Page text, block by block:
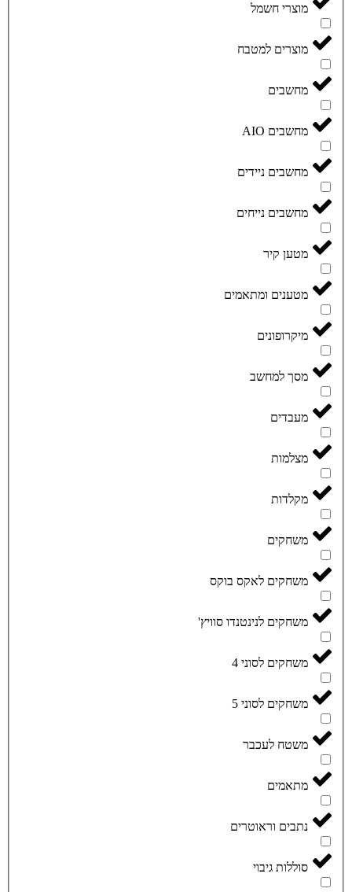
מוצרי חשמל
מוצרים למטבח
מחשבים
מחשבים AIO
מחשבים ניידים
מחשבים נייחים
מטען קיר
מטענים ומתאמים
מיקרופונים
מסך למחשב
מעבדים
מצלמות
מקלדות
משחקים
משחקים לאקס בוקס
משחקים לנינטנדו סוויץ'
משחקים לסוני 4
משחקים לסוני 5
משטח לעכבר
מתאמים
נתבים וראוטרים
סוללות גיבוי